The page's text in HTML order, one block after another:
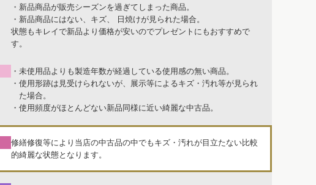
・新品商品が販売シーズンを過ぎてしまった商品。
・新品商品にはない、キズ、 日焼けが見られた場合。
状態もキレイで新品より価格が安いのでプレゼントにもおすすめで
す。
・未使用品よりも製造年数が経過している使用感の無い商品。
・使用形跡は見受けられないが、展示等によるキズ・汚れ等が見られ
た場合。
・使用頻度がほとんどない新品同様に近い綺麗な中古品。
修繕修復等により当店の中古品の中でもキズ・汚れが目立たない比較
的綺麗な状態となります。